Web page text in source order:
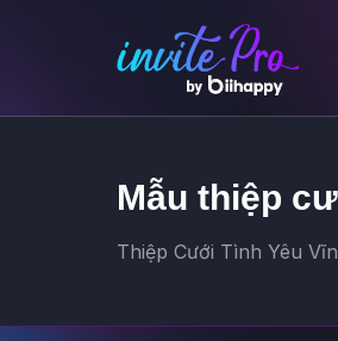
Mẫu thiệp
Thiệp Cưới Tình Yêu